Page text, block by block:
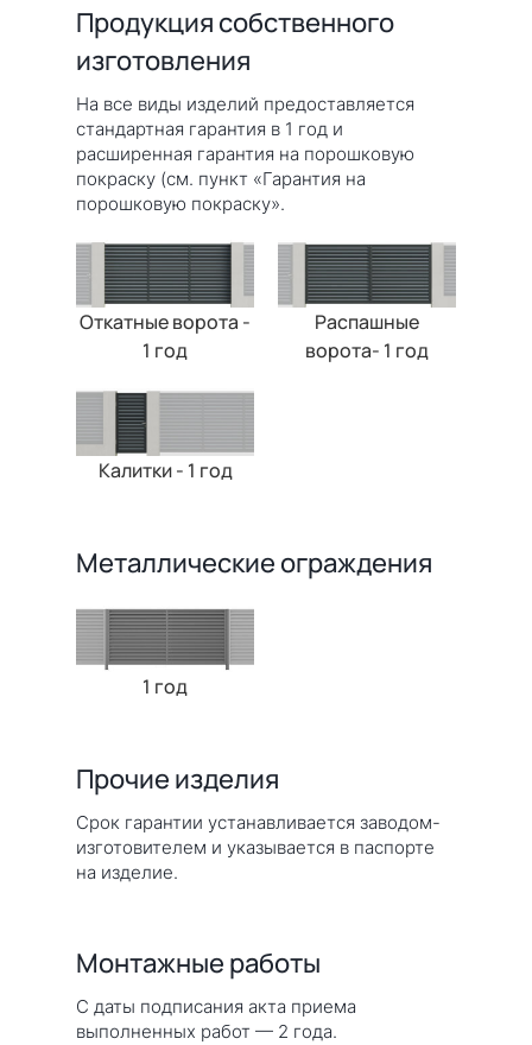
Продукция собственного
изготовления
На все виды изделий предоставляется
стандартная гарантия в 1 год и
расширенная гарантия на порошковую
покраску (см. пункт «Гарантия на
порошковую покраску».
Откатные ворота -
1 год
Распашные
ворота- 1 год
Калитки - 1 год
Металлические ограждения
1 год
Прочие изделия
Срок гарантии устанавливается заводом-
изготовителем и указывается в паспорте
на изделие.
Монтажные работы
С даты подписания акта приема
выполненных работ — 2 года.